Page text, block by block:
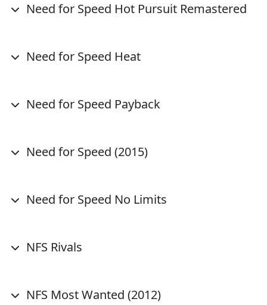
Need for Speed Hot Pursuit Remastered
Need for Speed Heat
Need for Speed Payback
Need for Speed (2015)
Need for Speed No Limits
NFS Rivals
NFS Most Wanted (2012)